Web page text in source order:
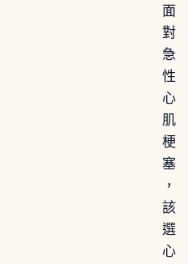
面
對
急
性
心
肌
梗
塞
，
該
選
心